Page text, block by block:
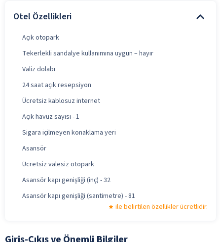
Otel Özellikleri
Açık otopark
Tekerlekli sandalye kullanımına uygun – hayır
Valiz dolabı
24 saat açık resepsiyon
Ücretsiz kablosuz internet
Açık havuz sayısı - 1
Sigara içilmeyen konaklama yeri
Asansör
Ücretsiz valesiz otopark
Asansör kapı genişliği (inç) - 32
Asansör kapı genişliği (santimetre) - 81
ile belirtilen özellikler ücretlidir.